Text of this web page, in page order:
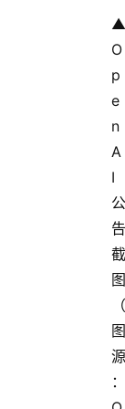
▲
O
p
e
n
A
I
公
告
截
图
（
图
源
：